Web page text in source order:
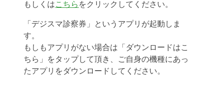
もしくはこちら をクリックしてください。
「デジスマ診察券」というアプリが起動しま
す。
もしもアプリがない場合は「ダウンロードはこ
ちら」をタップして頂き、ご自身の機種にあっ
たアプリをダウンロードしてください。